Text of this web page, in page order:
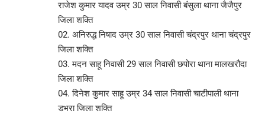
राजेश कुमार यादव उम्र 30 साल निवासी बंसुला थाना जैजैपुर
जिला शक्ति
02. अनिरुद्ध निषाद उम्र 30 साल निवासी चंद्रपुर थाना चंद्रपुर
जिला शक्ति
03. मदन साहू निवासी 29 साल निवासी छपोरा थाना मालखरौदा
जिला शक्ति
04. दिनेश कुमार साहू उम्र 34 साल निवासी चाटीपाली थाना
डभरा जिला शक्ति